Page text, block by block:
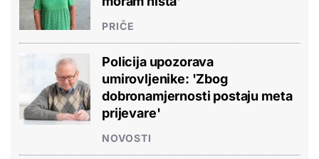
PRIČE
Policija upozorava
umirovljenike: 'Zbog
dobronamjernosti postaju meta
prijevare'
NOVOSTI